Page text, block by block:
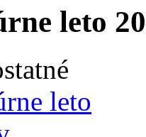
leto